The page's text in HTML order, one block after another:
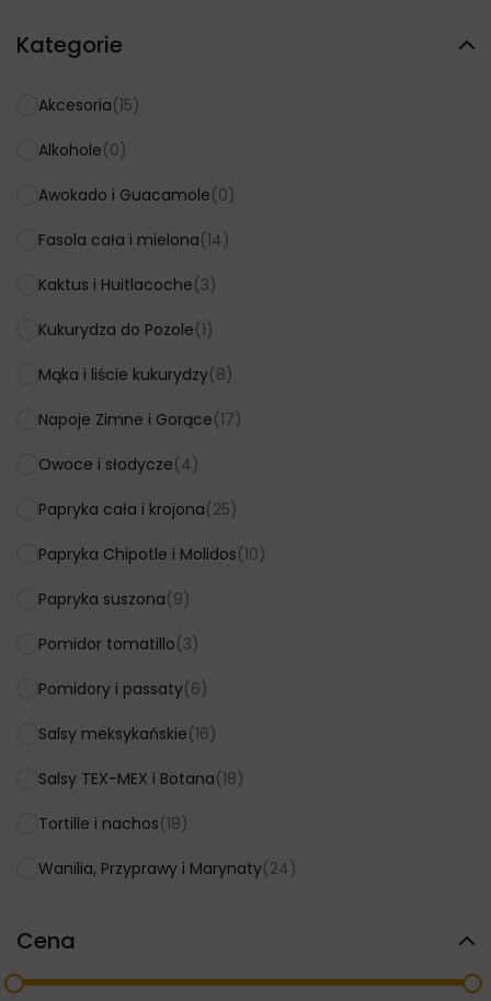
Kategorie
Akcesoria(15)
Alkohole(0)
Awokado i Guacamole(0)
Fasola cała i mielona(14)
Kaktus i Huitlacoche(3)
Kukurydza do Pozole(1)
Mąka i liście kukurydzy(8)
Napoje Zimne i Gorące(17)
Owoce i słodycze(4)
Papryka cała i krojona(25)
Papryka Chipotle i Molidos(10)
Papryka suszona(9)
Pomidor tomatillo(3)
Pomidory i passaty(6)
Salsy meksykańskie(16)
Salsy TEX-MEX i Botana(18)
Tortille i nachos(18)
Wanilia, Przyprawy i Marynaty(24)
Cena